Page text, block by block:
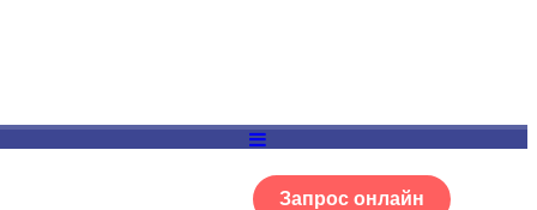
Запрос онлайн